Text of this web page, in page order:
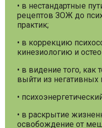
• в нестандартные
рецептов ЗОЖ до
практик;
• в коррекцию
кинезиологию и
• в видение того, как
выйти из негативных
•
• в раскрытие
освобождение от